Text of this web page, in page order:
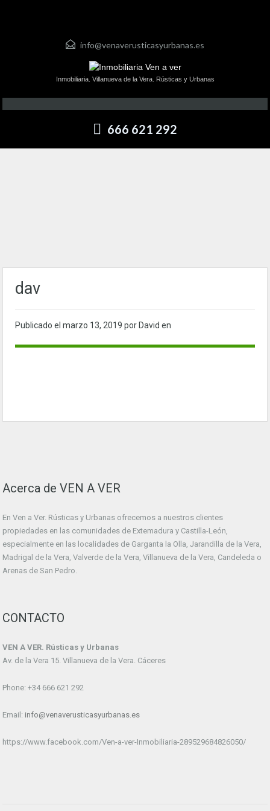
info@venaverusticasyurbanas.es
Inmobiliaria. Villanueva de la Vera. Rústicas y Urbanas
666 621 292
dav
Publicado el marzo 13, 2019 por David en
Acerca de VEN A VER
En Ven a Ver. Rústicas y Urbanas ofrecemos a nuestros clientes
propiedades en las comunidades de Extemadura y Castilla-León,
especialmente en las localidades de Garganta la Olla, Jarandilla de la Vera,
Madrigal de la Vera, Valverde de la Vera, Villanueva de la Vera, Candeleda o
Arenas de San Pedro.
CONTACTO
VEN A VER. Rústicas y Urbanas
Av. de la Vera 15. Villanueva de la Vera. Cáceres
Phone: +34 666 621 292
Email: info@venaverusticasyurbanas.es
https://www.facebook.com/Ven-a-ver-Inmobiliaria-289529684826050/